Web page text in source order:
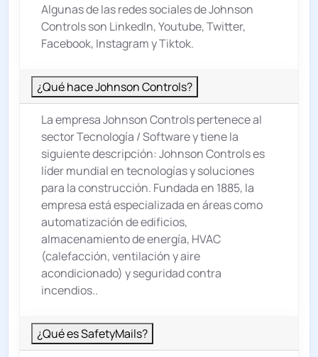
Algunas de las redes sociales de Johnson
Controls son LinkedIn, Youtube, Twitter,
Facebook, Instagram y Tiktok.
¿Qué hace Johnson Controls?
La empresa Johnson Controls pertenece al
sectorTecnología / Softwarey tiene la
siguiente descripción: Johnson Controls es
líder mundial en tecnologías y soluciones
para la construcción. Fundada en 1885, la
empresa está especializada en áreas como
automatización de edificios,
almacenamiento de energía, HVAC
(calefacción, ventilación y aire
acondicionado) y seguridad contra
incendios..
¿Qué es SafetyMails?